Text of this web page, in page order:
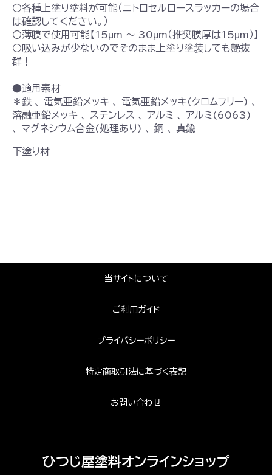
〇各種上塗り塗料が可能（ニトロセルロースラッカーの場合
は確認してください。）
〇薄膜で使用可能【15μm ～ 30μm（推奨膜厚は15μm）】
〇吸い込みが少ないのでそのまま上塗り塗装しても艶抜
群！
●適用素材
＊鉄 、 電気亜鉛メッキ 、 電気亜鉛メッキ(クロムフリー) 、
溶融亜鉛メッキ 、 ステンレス 、 アルミ 、 アルミ(6063)
、 マグネシウム合金(処理あり) 、 銅 、 真鍮
下塗り材
当サイトについて
ご利用ガイド
プライバシーポリシー
特定商取引法に基づく表記
お問い合わせ
ひつじ屋塗料オンラインショップ